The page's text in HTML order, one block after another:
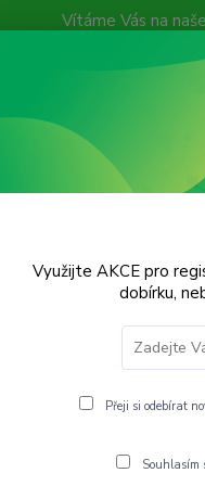
Vítáme Vás na
bundy
kategorii nebylo
Využijte AKCE pro
dobírku,
Přeji si odebírat
Souhlasím